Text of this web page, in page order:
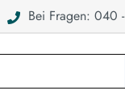
Bei Fragen: 040